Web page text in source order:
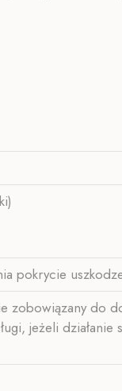
pokrycie
zobowiązany do
jeżeli działanie